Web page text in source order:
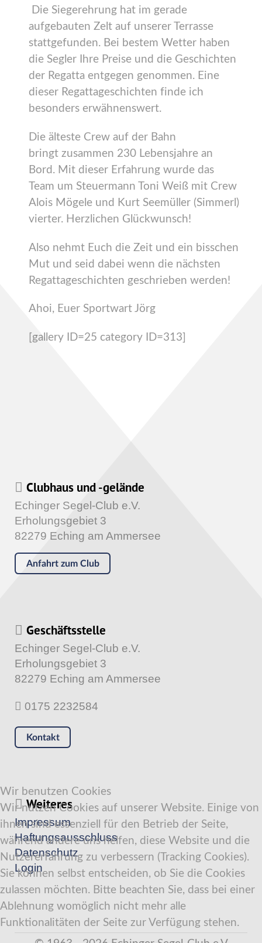
Die Siegerehrung hat im gerade
aufgebauten Zelt auf unserer Terrasse
stattgefunden. Bei bestem Wetter haben
die Segler Ihre Preise und die Geschichten
der Regatta entgegen genommen. Eine
dieser Regattageschichten finde ich
besonders erwähnenswert.
Die älteste Crew auf der Bahn
bringt zusammen 230 Lebensjahre an
Bord. Mit dieser Erfahrung wurde das
Team um Steuermann Toni Weiß mit Crew
Alois Mögele und Kurt Seemüller (Simmerl)
vierter. Herzlichen Glückwunsch!
Also nehmt Euch die Zeit und ein bisschen
Mut und seid dabei wenn die nächsten
Regattageschichten geschrieben werden!
Ahoi, Euer Sportwart Jörg
[gallery ID=25 category ID=313]
Clubhaus und -gelände
Echinger Segel-Club e.V.
Erholungsgebiet 3
82279 Eching am Ammersee
Anfahrt zum Club
Geschäftsstelle
Echinger Segel-Club e.V.
Erholungsgebiet 3
82279 Eching am Ammersee
0175 2232584
Kontakt
Weiteres
Impressum
Haftungsausschluss
Datenschutz
Login
Wir benutzen Cookies
Wir nutzen Cookies auf unserer Website. Einige von
ihnen sind essenziell für den Betrieb der Seite,
während andere uns helfen, diese Website und die
Nutzererfahrung zu verbessern (Tracking Cookies).
Sie können selbst entscheiden, ob Sie die Cookies
zulassen möchten. Bitte beachten Sie, dass bei einer
Ablehnung womöglich nicht mehr alle
Funktionalitäten der Seite zur Verfügung stehen.